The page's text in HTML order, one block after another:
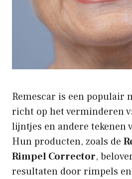
Remescar is een populair
richt op het verminderen
lijntjes en andere tekenen
Hun producten, zoals de
Rimpel Corrector,
resultaten door rimpels